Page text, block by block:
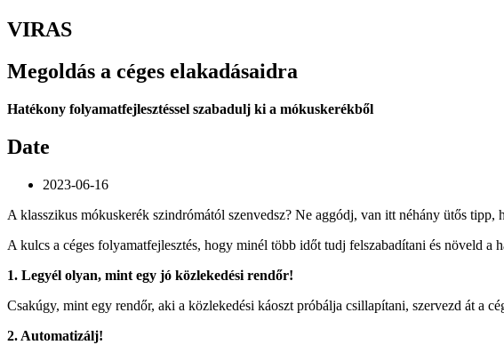
VIRAS
Megoldás a céges elakadásaidra
Hatékony folyamatfejlesztéssel szabadulj ki a mókuskerékből
Date
2023-06-16
A klasszikus mókuskerék szindrómától szenvedsz? Ne aggódj, van itt néhány ütős tipp,
A kulcs a céges folyamatfejlesztés, hogy minél több időt tudj felszabadítani és növeld a
1. Legyél olyan, mint egy jó közlekedési rendőr!
Csakúgy, mint egy rendőr, aki a közlekedési káoszt próbálja csillapítani, szervezd át a
2. Automatizálj!